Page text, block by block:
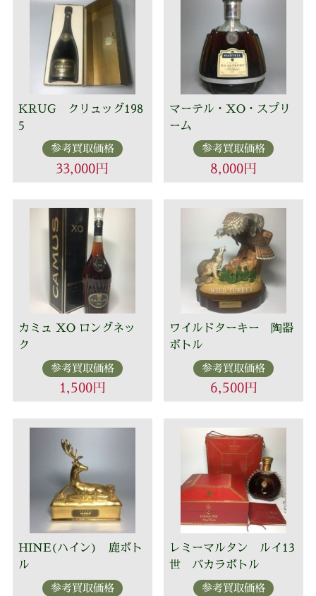
KRUG クリュッグ198
5
参考買取価格
33,000円
マーテル・XO・スプリ
ーム
参考買取価格
8,000円
カミュ XO ロングネッ
ク
参考買取価格
1,500円
ワイルドターキー 陶器
ボトル
参考買取価格
6,500円
HINE(ハイン) 鹿ボト
ル
参考買取価格
レミーマルタン ルイ13
世 バカラボトル
参考買取価格